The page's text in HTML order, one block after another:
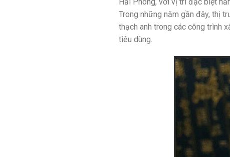
Hải Phòng, với vị trí đặc biệt
Trong những năm gần đây, thị
thạch anh trong các công trình
tiêu dùng.